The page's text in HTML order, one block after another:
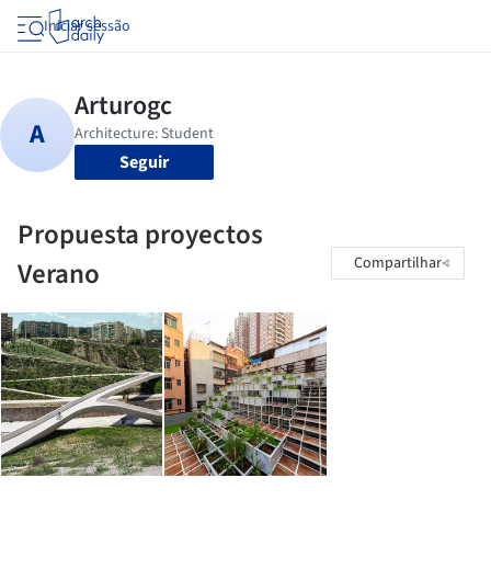
Iniciar sessão
Seguir
Propuesta proyectos
Verano
Compartilhar